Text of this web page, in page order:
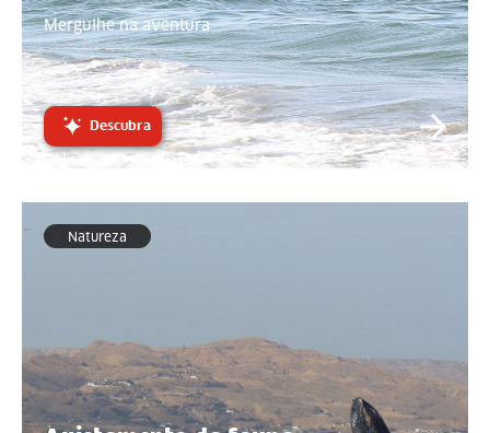
Mergulhe na aventura
Descubra
Natureza